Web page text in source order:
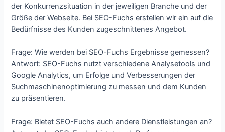
der Konkurrenzsituation in der jeweiligen Branche und der
Größe der Webseite. Bei SEO-Fuchs erstellen wir ein auf die
Bedürfnisse des Kunden zugeschnittenes Angebot.
Frage: Wie werden bei SEO-Fuchs Ergebnisse gemessen?
Antwort: SEO-Fuchs nutzt verschiedene Analysetools und
Google Analytics, um Erfolge und Verbesserungen der
Suchmaschinenoptimierung zu messen und dem Kunden
zu präsentieren.
Frage: Bietet SEO-Fuchs auch andere Dienstleistungen an?